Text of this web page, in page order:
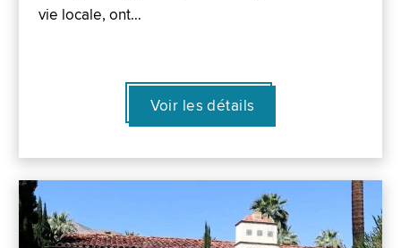
vie locale, ont…
Voir les détails